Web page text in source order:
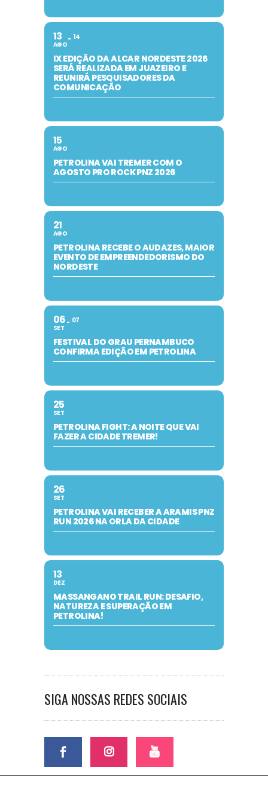
13
AGO
14
IX EDIÇÃO DA ALCAR NORDESTE 2026
SERÁ REALIZADA EM JUAZEIRO E
REUNIRÁ PESQUISADORES DA
COMUNICAÇÃO
15
AGO
PETROLINA VAI TREMER COM O
AGOSTO PRO ROCK PNZ 2026
21
AGO
PETROLINA RECEBE O AUDAZES, MAIOR
EVENTO DE EMPREENDEDORISMO DO
NORDESTE
06
SET
07
FESTIVAL DO GRAU PERNAMBUCO
CONFIRMA EDIÇÃO EM PETROLINA
25
SET
PETROLINA FIGHT: A NOITE QUE VAI
FAZER A CIDADE TREMER!
26
SET
PETROLINA VAI RECEBER A ARAMIS PNZ
RUN 2026 NA ORLA DA CIDADE
13
DEZ
MASSANGANO TRAIL RUN: DESAFIO,
NATUREZA E SUPERAÇÃO EM
PETROLINA!
SIGA NOSSAS REDES SOCIAIS